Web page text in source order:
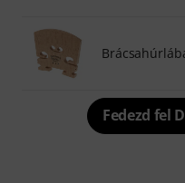
Fedezd fel